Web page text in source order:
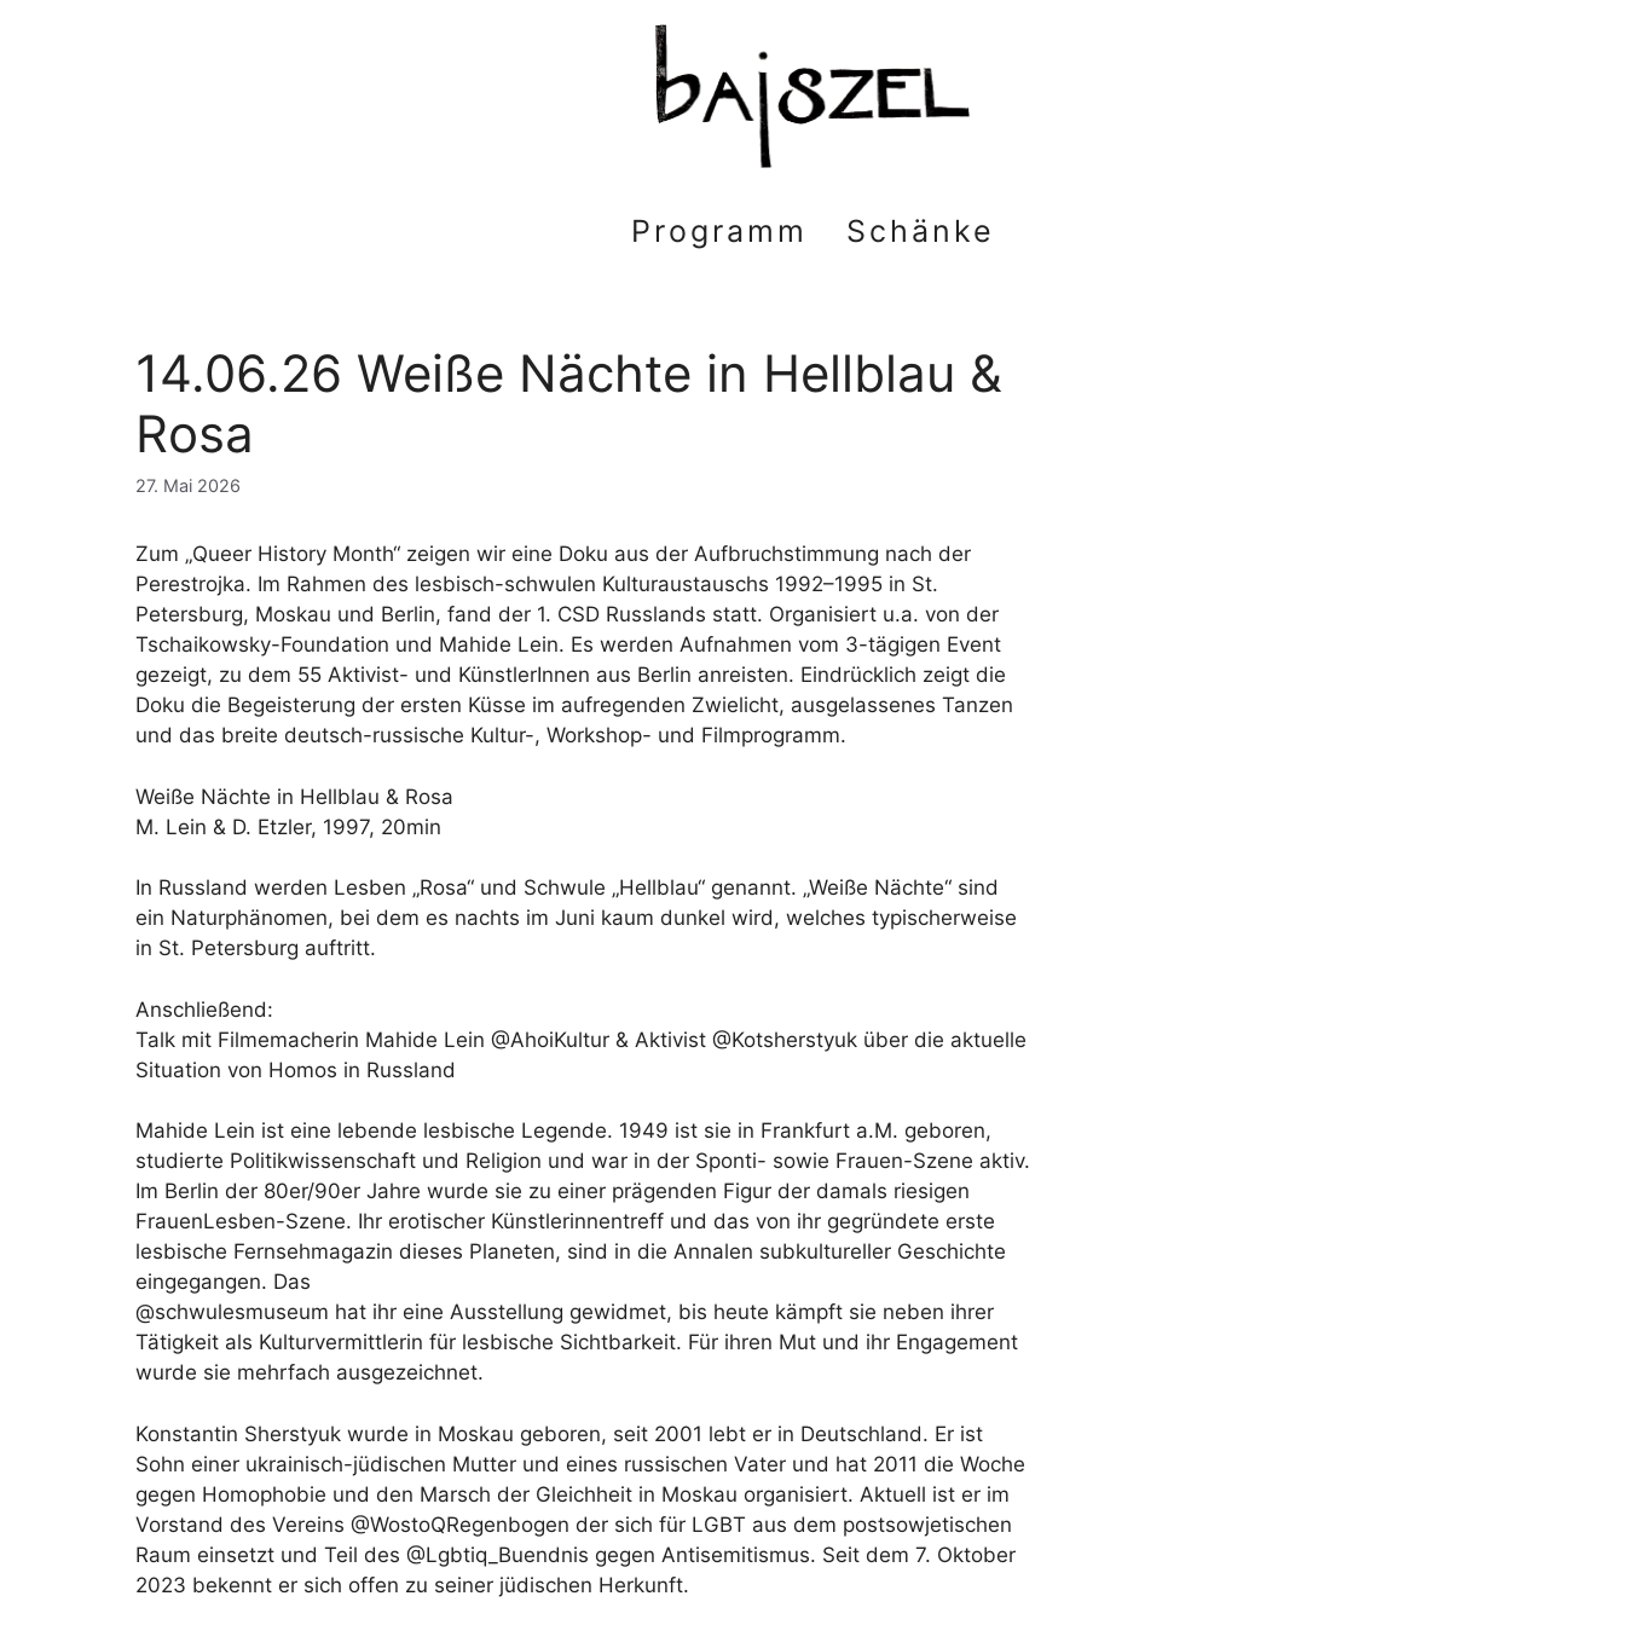
Programm Schänke
14.06.26 Weiße Nächte in Hellblau &
Rosa
27. Mai 2026
Zum „Queer History Month“ zeigen wir eine Doku aus der Aufbruchstimmung nach der
Perestrojka. Im Rahmen des lesbisch-schwulen Kulturaustauschs 1992–1995 in St.
Petersburg, Moskau und Berlin, fand der 1. CSD Russlands statt. Organisiert u.a. von der
Tschaikowsky-Foundation und Mahide Lein. Es werden Aufnahmen vom 3-tägigen Event
gezeigt, zu dem 55 Aktivist- und KünstlerInnen aus Berlin anreisten. Eindrücklich zeigt die
Doku die Begeisterung der ersten Küsse im aufregenden Zwielicht, ausgelassenes Tanzen
und das breite deutsch-russische Kultur-, Workshop- und Filmprogramm.
Weiße Nächte in Hellblau & Rosa
M. Lein & D. Etzler, 1997, 20min
In Russland werden Lesben „Rosa“ und Schwule „Hellblau“ genannt. „Weiße Nächte“ sind
ein Naturphänomen, bei dem es nachts im Juni kaum dunkel wird, welches typischerweise
in St. Petersburg auftritt.
Anschließend:
Talk mit Filmemacherin Mahide Lein @AhoiKultur & Aktivist @Kotsherstyuk über die aktuelle
Situation von Homos in Russland
Mahide Lein ist eine lebende lesbische Legende. 1949 ist sie in Frankfurt a.M. geboren,
studierte Politikwissenschaft und Religion und war in der Sponti- sowie Frauen-Szene aktiv.
Im Berlin der 80er/90er Jahre wurde sie zu einer prägenden Figur der damals riesigen
FrauenLesben-Szene. Ihr erotischer Künstlerinnentreff und das von ihr gegründete erste
lesbische Fernsehmagazin dieses Planeten, sind in die Annalen subkultureller Geschichte
eingegangen. Das
@schwulesmuseum hat ihr eine Ausstellung gewidmet, bis heute kämpft sie neben ihrer
Tätigkeit als Kulturvermittlerin für lesbische Sichtbarkeit. Für ihren Mut und ihr Engagement
wurde sie mehrfach ausgezeichnet.
Konstantin Sherstyuk wurde in Moskau geboren, seit 2001 lebt er in Deutschland. Er ist
Sohn einer ukrainisch-jüdischen Mutter und eines russischen Vater und hat 2011 die Woche
gegen Homophobie und den Marsch der Gleichheit in Moskau organisiert. Aktuell ist er im
Vorstand des Vereins @WostoQRegenbogen der sich für LGBT aus dem postsowjetischen
Raum einsetzt und Teil des @Lgbtiq_Buendnis gegen Antisemitismus. Seit dem 7. Oktober
2023 bekennt er sich offen zu seiner jüdischen Herkunft.